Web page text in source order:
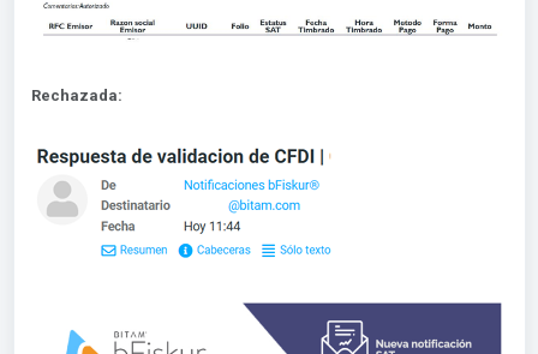
Rechazada: